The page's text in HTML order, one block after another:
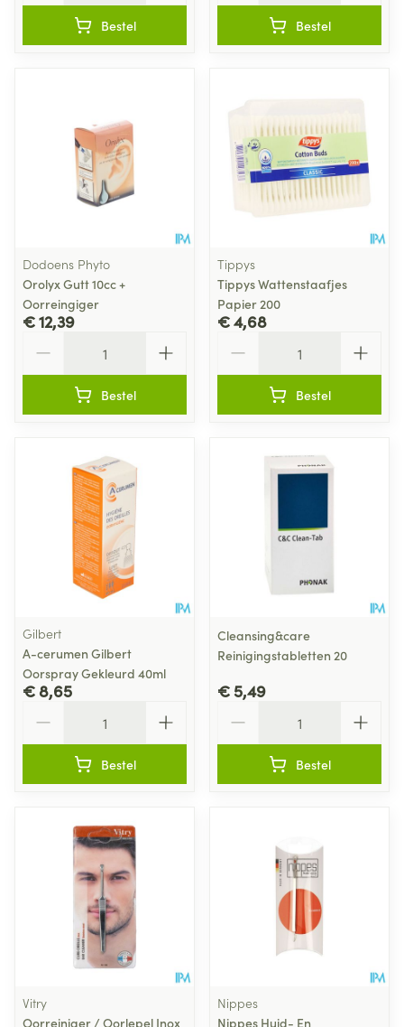
Bestel Bestel
Dodoens Phyto
Orolyx Gutt 10cc +
Oorreingiger
€ 12,39
Bestel
Tippys
Tippys Wattenstaafjes
Papier 200
€ 4,68
Bestel
Gilbert
A-cerumen Gilbert
Oorspray Gekleurd 40ml
€ 8,65
Bestel
Cleansing&care
Reinigingstabletten 20
€ 5,49
Bestel
Vitry
Oorreiniger / Oorlepel Inox
Nippes
Nippes Huid- En